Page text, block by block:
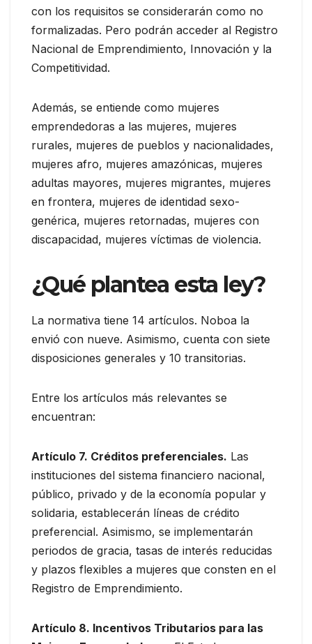
con los requisitos se considerarán como no
formalizadas. Pero podrán acceder al Registro
Nacional de Emprendimiento, Innovación y la
Competitividad.
Además, se entiende como mujeres
emprendedoras a las mujeres, mujeres
rurales, mujeres de pueblos y nacionalidades,
mujeres afro, mujeres amazónicas, mujeres
adultas mayores, mujeres migrantes, mujeres
en frontera, mujeres de identidad sexo-
genérica, mujeres retornadas, mujeres con
discapacidad, mujeres víctimas de violencia.
¿Qué plantea esta ley?
La normativa tiene 14 artículos. Noboa la
envió con nueve. Asimismo, cuenta con siete
disposiciones generales y 10 transitorias.
Entre los artículos más relevantes se
encuentran:
Artículo 7. Créditos preferenciales. Las
instituciones del sistema financiero nacional,
público, privado y de la economía popular y
solidaria, establecerán líneas de crédito
preferencial. Asimismo, se implementarán
periodos de gracia, tasas de interés reducidas
y plazos flexibles a mujeres que consten en el
Registro de Emprendimiento.
Artículo 8. Incentivos Tributarios para las